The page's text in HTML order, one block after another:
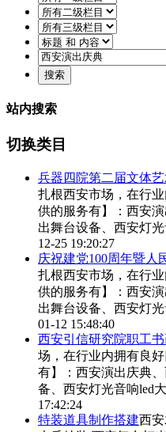
站内搜索
切换类目
兵器四院第二届文体
扎根西安市场，在行
供的服务有】： 西安
出舞台设备、西安灯
12-25 19:20:27
庆祝建党100周年暨人
扎根西安市场，在行
供的服务有】： 西安
出舞台设备、西安灯
01-12 15:48:40
西安引信研究院职工
场，在行业内拥有良
有】： 西安演出庆典
备、西安灯光音响led
17:42:24
特装道具制作搭建西